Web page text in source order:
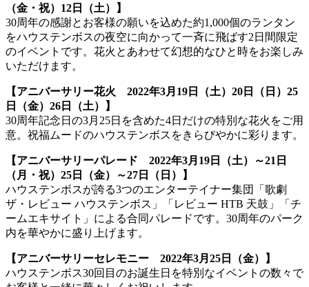
（金・祝）12日（土）】
30周年の感謝とお客様の願いを込めた約1,000個のランタン
をハウステンボスの夜空に向かって一斉に飛ばす2日間限定
のイベントです。花火とあわせて幻想的なひと時をお楽しみ
いただけます。
【アニバーサリー花火 2022年3月19日（土）20日（日）25
日（金）26日（土）】
30周年記念日の3月25日を含めた4日だけの特別な花火をご用
意。祝福ムードのハウステンボスをきらびやかに彩ります。
【アニバーサリーパレード 2022年3月19日（土）～21日
（月・祝）25日（金）～27日（日）】
ハウステンボスが誇る3つのエンターテイナー集団「歌劇
ザ・レビュー ハウステンボス」「レビュー HTB 天鼓」「チ
ームエキサイト」による合同パレードです。30周年のパーク
内を華やかに盛り上げます。
【アニバーサリーセレモニー 2022年3月25日（金）】
ハウステンボス30回目のお誕生日を特別なイベントの数々で